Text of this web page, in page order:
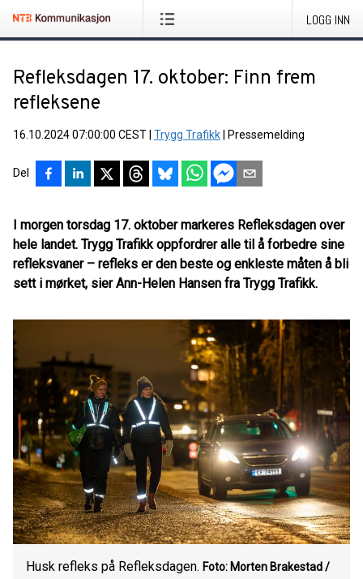
LOGG INN
Refleksdagen 17. oktober: Finn frem
refleksene
16.10.2024 07:00:00 CEST Trygg Trafikk Pressemelding
Del
I morgen torsdag 17. oktober markeres Refleksdagen over
hele landet. Trygg Trafikk oppfordrer alle til å forbedre sine
refleksvaner – refleks er den beste og enkleste måten å bli
sett i mørket, sier Ann-Helen Hansen fra Trygg Trafikk.
Husk refleks på Refleksdagen. Foto: Morten Brakestad /